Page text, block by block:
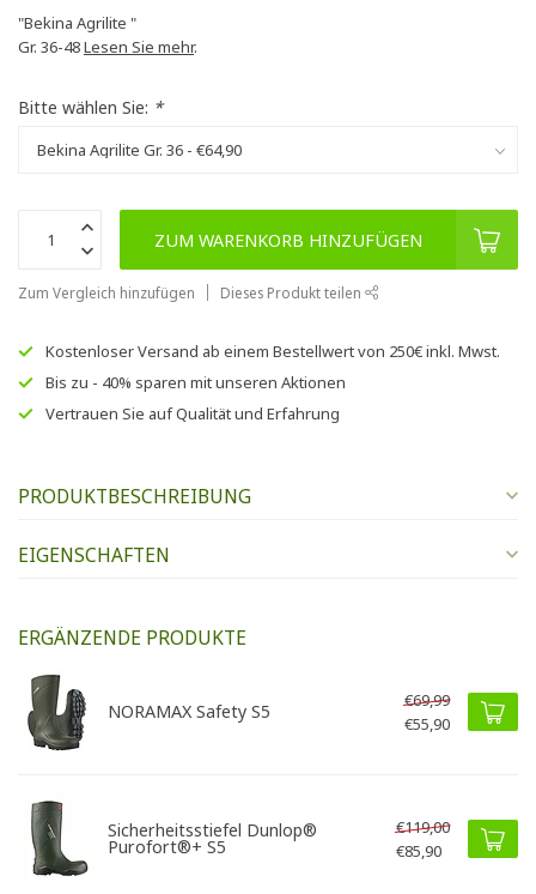
"Bekina Agrilite "
Gr. 36-48Lesen Sie mehr.
Bitte wählen Sie: *
ZUM WARENKORB HINZUFÜGEN
Zum Vergleich hinzufügen Dieses Produkt teilen
Kostenloser Versand ab einem Bestellwert von 250€inkl. Mwst.
Bis zu - 40% sparen mit unseren Aktionen
Vertrauen Sie aufQualität und Erfahrung
PRODUKTBESCHREIBUNG
EIGENSCHAFTEN
ERGÄNZENDE PRODUKTE
NORAMAX Safety S5
€69,99
€55,90
Sicherheitsstiefel Dunlop®
Purofort®+ S5
€119,00
€85,90